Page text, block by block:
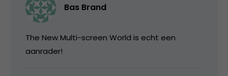
Bas Brand
The New Multi-screen World is echt een
aanrader!